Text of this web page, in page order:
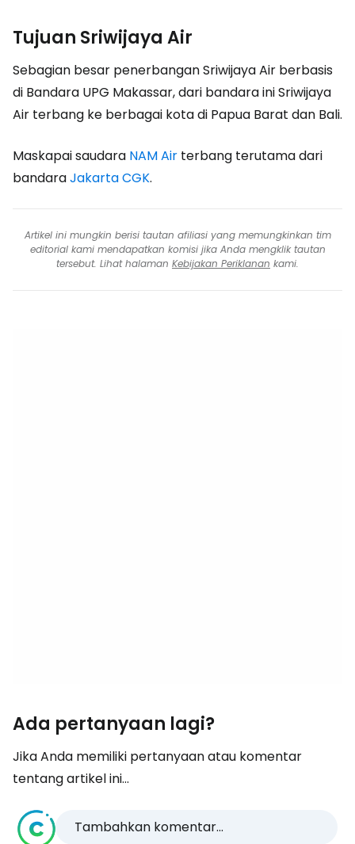
Tujuan Sriwijaya Air
Sebagian besar penerbangan Sriwijaya Air berbasis
di Bandara UPG Makassar, dari bandara ini Sriwijaya
Air terbang ke berbagai kota di Papua Barat dan Bali.
Maskapai saudara NAM Air terbang terutama dari
bandaraJakarta CGK.
Artikel ini mungkin berisi tautan afiliasi yang memungkinkan tim
editorial kami mendapatkan komisi jika Anda mengklik tautan
tersebut. Lihat halaman Kebijakan Periklanan kami.
Ada pertanyaan lagi?
Jika Anda memiliki pertanyaan atau komentar
tentang artikel ini...
Tambahkan komentar...